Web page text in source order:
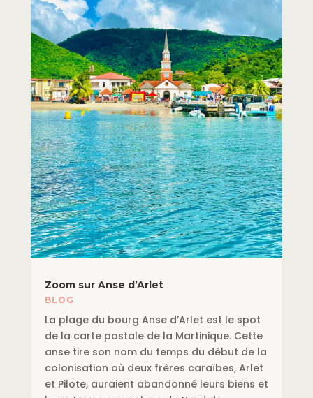
Zoom sur Anse d’Arlet
BLOG
La plage du bourg Anse d’Arlet est le spot
de la carte postale de la Martinique. Cette
anse tire son nom du temps du début de la
colonisation où deux frères caraïbes, Arlet
et Pilote, auraient abandonné leurs biens et